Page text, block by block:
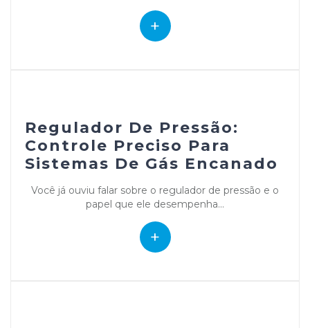
+
Regulador De Pressão:
Controle Preciso Para
Sistemas De Gás Encanado
Você já ouviu falar sobre o regulador de pressão e o
papel que ele desempenha...
+